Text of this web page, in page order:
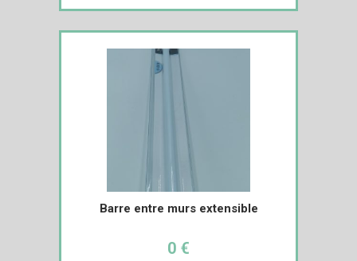
Barre entre murs extensible
0 €